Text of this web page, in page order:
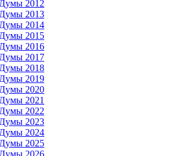
2012
2013
2014
2015
2016
2017
2018
2019
2020
2021
2022
2023
2024
2025
2026